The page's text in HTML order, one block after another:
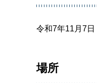
令和7年11月7
場所